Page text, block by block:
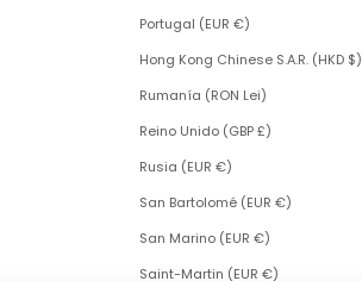
Portugal (EUR €)
Hong Kong Chinese S.A.R. (HKD $)
Rumanía (RON Lei)
Reino Unido (GBP £)
Rusia (EUR €)
San Bartolomé (EUR €)
San Marino (EUR €)
Saint-Martin (EUR €)